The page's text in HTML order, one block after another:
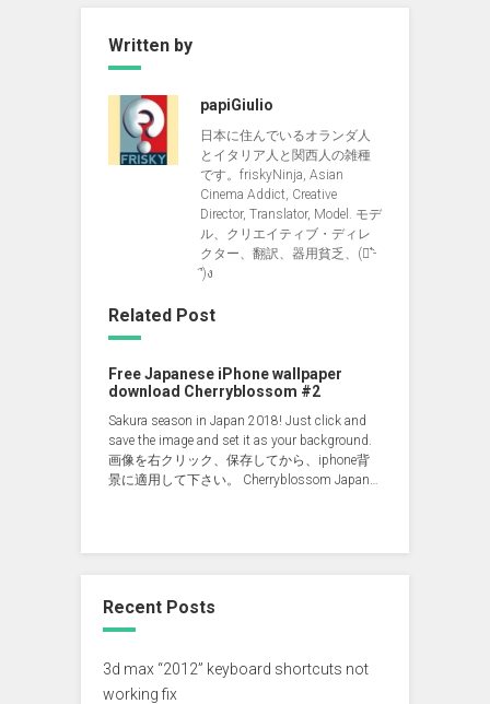
Written by
papiGiulio
日本に住んでいるオランダ人
とイタリア人と関西人の雑種
です。friskyNinja, Asian
Cinema Addict, Creative
Director, Translator, Model. モデ
ル、クリエイティブ・ディレ
クター、翻訳、器用貧乏、(ง︡'-
'︠)ง
Related Post
Free Japanese iPhone wallpaper
download Cherryblossom #2
Sakura season in Japan 2018! Just click and
save the image and set it as your background.
画像を右クリック、保存してから、iphone背
景に適用して下さい。 Cherryblossom Japan…
Recent Posts
3d max “2012” keyboard shortcuts not
working fix